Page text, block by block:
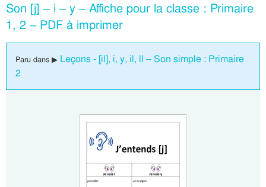
Son [j] – i – y – Affiche pour la classe : Primaire
1, 2 – PDF à imprimer
Paru dans ▶ Leçons - [il], i, y, il, ll – Son simple : Primaire
2